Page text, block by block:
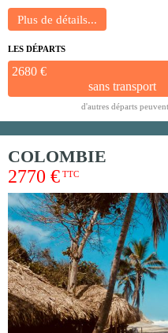
LES DÉPARTS
2680 €
sans transport
d'autres départs
COLOMBIE
2770 € TTC